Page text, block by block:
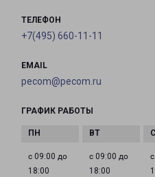
ТЕЛЕФОН
+7(495) 660-11-11
EMAIL
pecom@pecom.ru
ГРАФИК РАБОТЫ
с 09:00 до
18:00
с 09:00 до
18:00